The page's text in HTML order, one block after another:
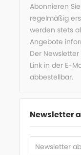
Abonnieren
regelmäßig
werden stets
Angebote
Der
Link in der E-
abbestellbar.
Newsletter